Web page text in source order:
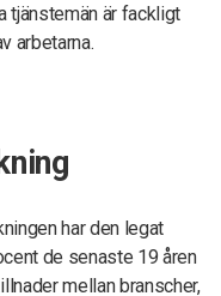
tjänstemän är fackligt
arbetarna.
har den legat
de senaste 19 åren
mellan branscher,